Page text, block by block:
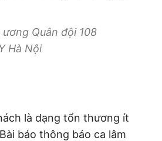
Quân đội 108
Hà Nội
là dạng tổn thương ít
báo thông báo ca lâm